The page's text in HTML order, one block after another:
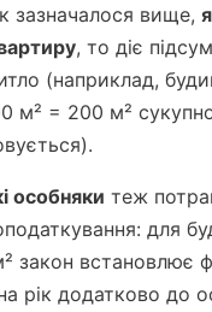
зазначалося вище,
, то діє
(наприклад,
м² = 200 м²
особняки теж
для
закон встановлює
рік додатково до